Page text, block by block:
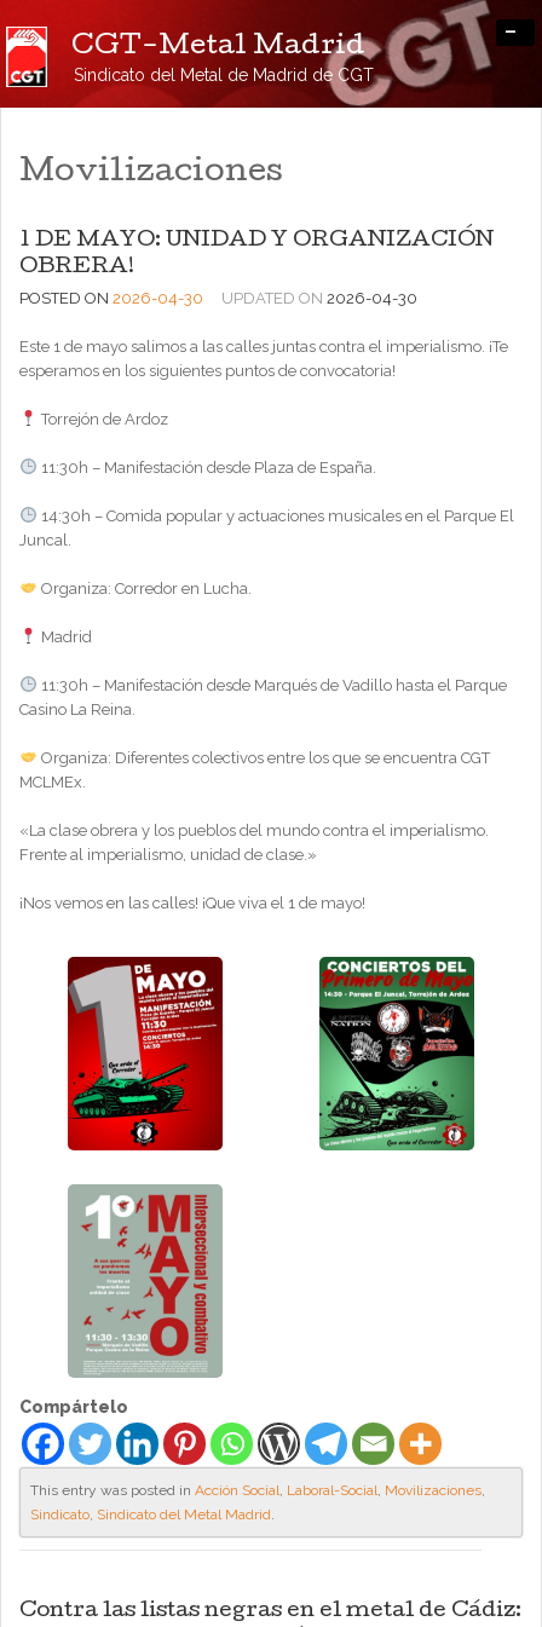
CGT-Metal Madrid
Sindicato del Metal de Madrid de CGT
-
Movilizaciones
1 DE MAYO: UNIDAD Y ORGANIZACIÓN
OBRERA!
POSTED ON 2026-04-30 UPDATED ON 2026-04-30
Este 1 de mayo salimos a las calles juntas contra el imperialismo. ¡Te
esperamos en los siguientes puntos de convocatoria!
Torrejón de Ardoz
11:30h – Manifestación desde Plaza de España.
14:30h – Comida popular y actuaciones musicales en el Parque El
Juncal.
Organiza: Corredor en Lucha.
Madrid
11:30h – Manifestación desde Marqués de Vadillo hasta el Parque
Casino La Reina.
Organiza: Diferentes colectivos entre los que se encuentra CGT
MCLMEx.
«La clase obrera y los pueblos del mundo contra el imperialismo.
Frente al imperialismo, unidad de clase.»
¡Nos vemos en las calles! ¡Que viva el 1 de mayo!
Compártelo
This entry was posted in Acción Social, Laboral-Social, Movilizaciones,
Sindicato, Sindicato del Metal Madrid.
Contra las listas negras en el metal de Cádiz: